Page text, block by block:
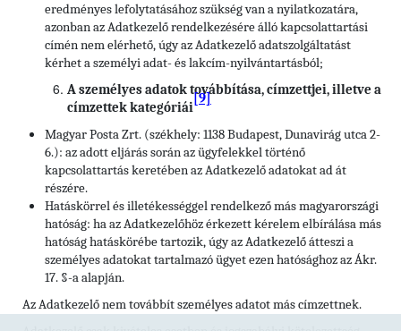
eredményes lefolytatásához szükség van a nyilatkozatára,
azonban az Adatkezelő rendelkezésére álló kapcsolattartási
címén nem elérhető, úgy az Adatkezelő adatszolgáltatást
kérhet a személyi adat- és lakcím-nyilvántartásból;
A személyes adatok továbbítása, címzettjei, illetve a
címzettek kategóriái
[9]
Magyar Posta Zrt. (székhely: 1138 Budapest, Dunavirág utca 2-
6.): az adott eljárás során az ügyfelekkel történő
kapcsolattartás keretében az Adatkezelő adatokat ad át
részére.
Hatáskörrel és illetékességgel rendelkező más magyarországi
hatóság: ha az Adatkezelőhöz érkezett kérelem elbírálása más
hatóság hatáskörébe tartozik, úgy az Adatkezelő átteszi a
személyes adatokat tartalmazó ügyet ezen hatósághoz az Ákr.
17. §-a alapján.
Az Adatkezelő nem továbbít személyes adatot más címzettnek.